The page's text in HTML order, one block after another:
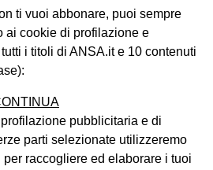
ti vuoi abbonare, puoi sempre
ai cookie di profilazione e
i titoli di ANSA.it e 10 contenuti
pubblicitaria e di
parti selezionate utilizzeremo
raccogliere ed elaborare i tuoi